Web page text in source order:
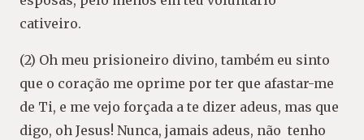
cativeiro.
(2) Oh meu prisioneiro divino, também eu sinto
que o coração me oprime por ter que afastar-me
de Ti, e me vejo forçada a te dizer adeus, mas que
digo, oh Jesus! Nunca, jamais adeus, não tenho